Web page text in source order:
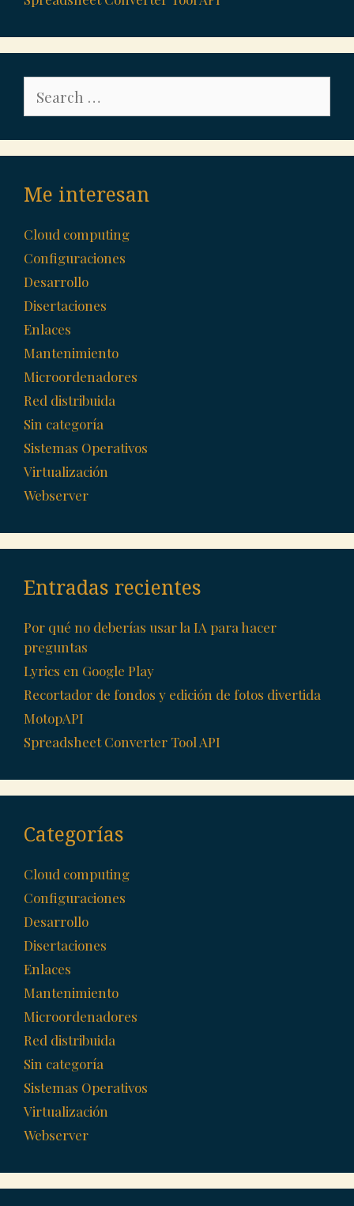
for:
Me interesan
Cloud computing
Configuraciones
Desarrollo
Disertaciones
Enlaces
Mantenimiento
Microordenadores
Red distribuida
Sin categoría
Sistemas Operativos
Virtualización
Webserver
Entradas recientes
Por qué no deberías usar la IA para hacer
preguntas
Lyrics en Google Play
Recortador de fondos y edición de fotos divertida
MotopAPI
Spreadsheet Converter Tool API
Categorías
Cloud computing
Configuraciones
Desarrollo
Disertaciones
Enlaces
Mantenimiento
Microordenadores
Red distribuida
Sin categoría
Sistemas Operativos
Virtualización
Webserver